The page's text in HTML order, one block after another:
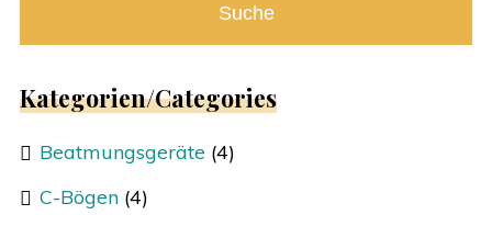
Suche
Kategorien/Categories
Beatmungsgeräte (4)
C-Bögen (4)